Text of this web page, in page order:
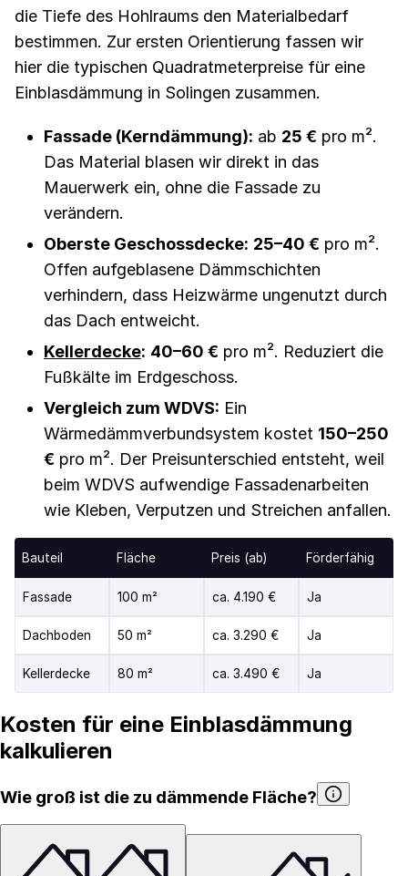
die Tiefe des Hohlraums den Materialbedarf
bestimmen. Zur ersten Orientierung fassen wir
hier die typischen Quadratmeterpreise für eine
Einblasdämmung in Solingen zusammen.
Fassade (Kerndämmung): ab 25 € pro m².
Das Material blasen wir direkt in das
Mauerwerk ein, ohne die Fassade zu
verändern.
Oberste Geschossdecke: 25–40 € pro m².
Offen aufgeblasene Dämmschichten
verhindern, dass Heizwärme ungenutzt durch
das Dach entweicht.
Kellerdecke: 40–60 € pro m². Reduziert die
Fußkälte im Erdgeschoss.
Vergleich zum WDVS: Ein
Wärmedämmverbundsystem kostet 150–250
€ pro m². Der Preisunterschied entsteht, weil
beim WDVS aufwendige Fassadenarbeiten
wie Kleben, Verputzen und Streichen anfallen.
Bauteil Fläche Preis (ab) Förderfähig
Fassade 100 m² ca. 4.190 € Ja
Dachboden 50 m² ca. 3.290 € Ja
Kellerdecke 80 m² ca. 3.490 € Ja
Kosten für eine Einblasdämmung
kalkulieren
Wie groß ist die zu dämmende Fläche?